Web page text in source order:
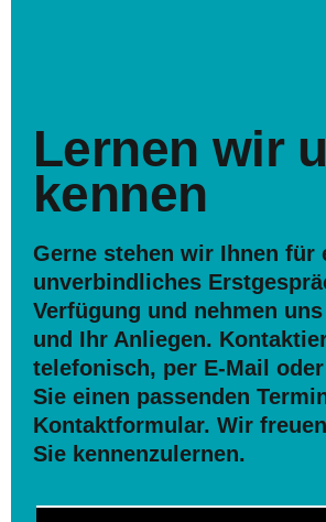
Lernen wir
kennen
Gerne stehen wir Ihnen für
unverbindliches
Verfügung und nehmen
und Ihr Anliegen.
telefonisch, per E-Mail
Sie einen passenden
Kontaktformular. Wir
Sie kennenzulernen.